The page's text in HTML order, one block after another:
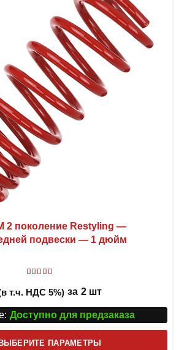
2 поколение Restyling —
подвески — 1 дюйм
т.ч. НДС 5%) за 2 шт
Доступно для предзаказа
ВЫБЕРИТЕ ПАРАМЕТРЫ